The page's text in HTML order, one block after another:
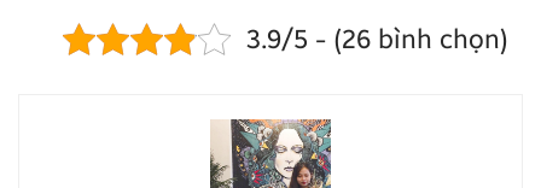
3.9/5 - (26 bình chọn)